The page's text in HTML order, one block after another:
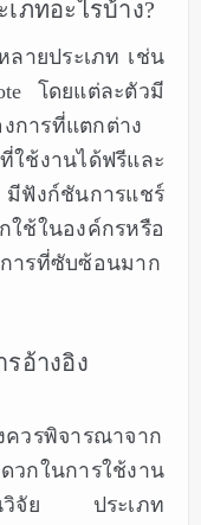
ภทอะไรบ้าง?
ายประเภท เช่น
โดยแต่ละตัวมี
การที่แตกต่าง
ช้งานได้ฟรีและ
ฟังก์ชันการแชร์
ใช้ในองค์กรหรือ
ารที่ซับซ้อนมาก
อ้างอิง
ควรพิจารณาจาก
กในการใช้งาน
นวิจัย ประเภท